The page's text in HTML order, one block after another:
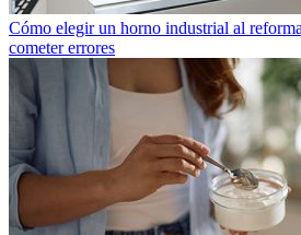
Cómo elegir un horno industrial al
cometer errores